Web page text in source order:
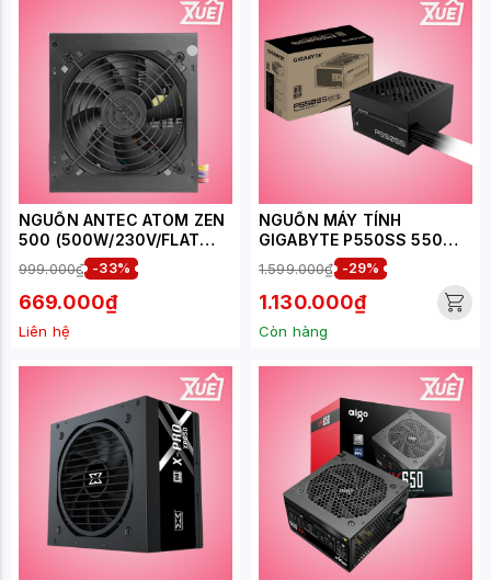
NGUỒN ANTEC ATOM ZEN
500 (500W/230V/FLAT
999.000₫ -33%
669.000₫
Liên hệ
NGUỒN MÁY TÍNH
GIGABYTE P550SS 550W
(80 PLUS SILVER/MÀU
ĐEN)
1.599.000₫ -29%
1.130.000₫
Còn hàng